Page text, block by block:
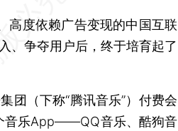
度依赖广告变现的中国互联
、争夺用户后，终于培育起了
（下称“腾讯音乐”）付费会
音乐App——QQ音乐、酷狗音